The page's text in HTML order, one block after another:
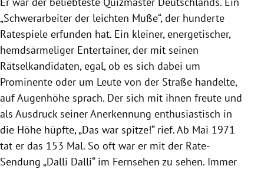
„Schwerarbeiter der leichten Muße“, der hunderte
Ratespiele erfunden hat. Ein kleiner, energetischer,
hemdsärmeliger Entertainer, der mit seinen
Rätselkandidaten, egal, ob es sich dabei um
Prominente oder um Leute von der Straße handelte,
auf Augenhöhe sprach. Der sich mit ihnen freute und
als Ausdruck seiner Anerkennung enthusiastisch in
die Höhe hüpfte, „Das war spitze!“ rief. Ab Mai 1971
tat er das 153 Mal. So oft war er mit der Rate-
Sendung „Dalli Dalli“ im Fernsehen zu sehen. Immer